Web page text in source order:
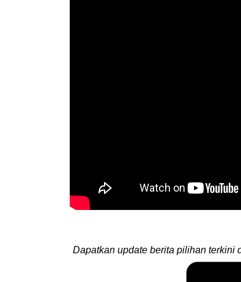
Dapatkan update berita pilihan terkini